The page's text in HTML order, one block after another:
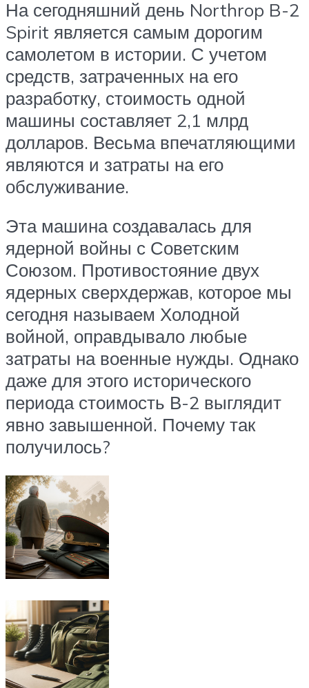
На сегодняшний день Northrop B-2
Spirit является самым дорогим
самолетом в истории. С учетом
средств, затраченных на его
разработку, стоимость одной
машины составляет 2,1 млрд
долларов. Весьма впечатляющими
являются и затраты на его
обслуживание.
Эта машина создавалась для
ядерной войны с Советским
Союзом. Противостояние двух
ядерных сверхдержав, которое мы
сегодня называем Холодной
войной, оправдывало любые
затраты на военные нужды. Однако
даже для этого исторического
периода стоимость В-2 выглядит
явно завышенной. Почему так
получилось?